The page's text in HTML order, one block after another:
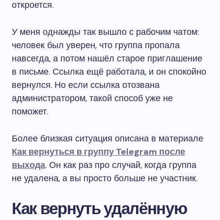
откроется.
У меня однажды так вышло с рабочим чатом:
человек был уверен, что группа пропала
навсегда, а потом нашёл старое приглашение
в письме. Ссылка ещё работала, и он спокойно
вернулся. Но если ссылка отозвана
администратором, такой способ уже не
поможет.
Более близкая ситуация описана в материале
Как вернуться в группу Telegram после
выхода. Он как раз про случай, когда группа
не удалена, а вы просто больше не участник.
Как вернуть удалённую